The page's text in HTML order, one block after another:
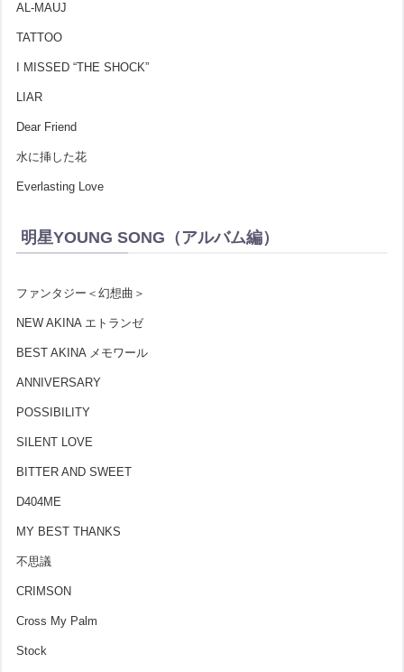
AL-MAUJ
TATTOO
I MISSED “THE SHOCK”
LIAR
Dear Friend
水に挿した花
Everlasting Love
明星YOUNG SONG（アルバム編）
ファンタジー＜幻想曲＞
NEW AKINA エトランゼ
BEST AKINA メモワール
ANNIVERSARY
POSSIBILITY
SILENT LOVE
BITTER AND SWEET
D404ME
MY BEST THANKS
不思議
CRIMSON
Cross My Palm
Stock